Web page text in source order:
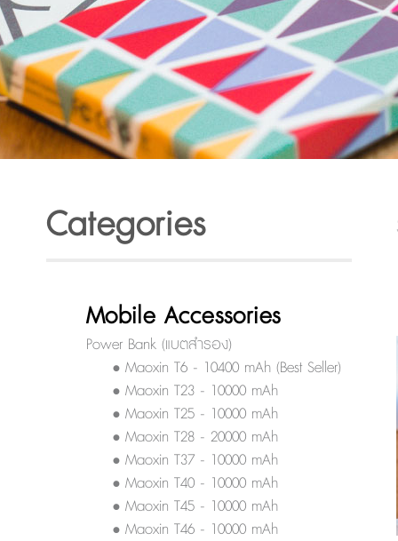
Categories
Mobile Accessories
Power Bank (แบตสำรอง)
• Maoxin T6 - 10400 mAh (Best Seller)
• Maoxin T23 - 10000 mAh
• Maoxin T25 - 10000 mAh
• Maoxin T28 - 20000 mAh
• Maoxin T37 - 10000 mAh
• Maoxin T40 - 10000 mAh
• Maoxin T45 - 10000 mAh
• Maoxin T46 - 10000 mAh